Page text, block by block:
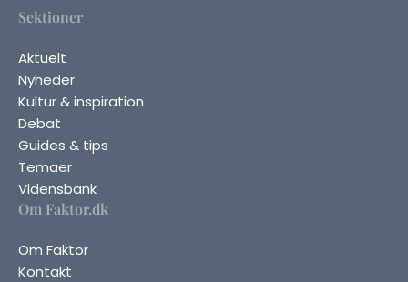
Sektioner
Aktuelt
Nyheder
Kultur & inspiration
Debat
Guides & tips
Temaer
Vidensbank
Om Faktor.dk
Om Faktor
Kontakt